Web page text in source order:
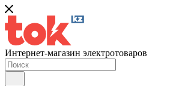
Интернет-магазин электротоваров